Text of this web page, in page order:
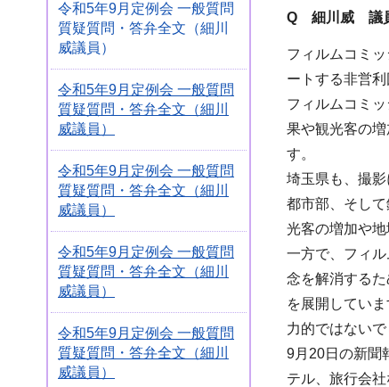
令和5年9月定例会 一般質問
質疑質問・答弁全文（細川
威議員）
令和5年9月定例会 一般質問
質疑質問・答弁全文（細川
威議員）
令和5年9月定例会 一般質問
質疑質問・答弁全文（細川
威議員）
令和5年9月定例会 一般質問
質疑質問・答弁全文（細川
威議員）
令和5年9月定例会 一般質問
質疑質問・答弁全文（細川
威議員）
Q 細川威 議員
フィルムコミ
ートする非営
フィルムコミ
果や観光客の
す。
埼玉県も、撮
都市部、そし
光客の増加や地
一方で、フィ
念を解消する
を展開してい
力的ではないで
9月20日の新聞
テル、旅行会